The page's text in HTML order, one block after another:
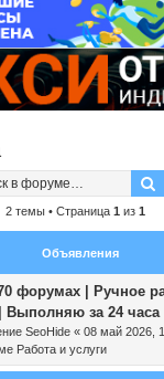
2 темы • Страница 1 из 1
Объявления
форумах | Ручное
Выполняю за 24 часа
SeoHide « 08 май 2026,
Работа и услуги